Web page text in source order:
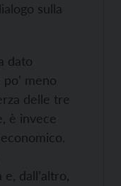
sulla
dato
meno
delle tre
è invece
dall’altro,